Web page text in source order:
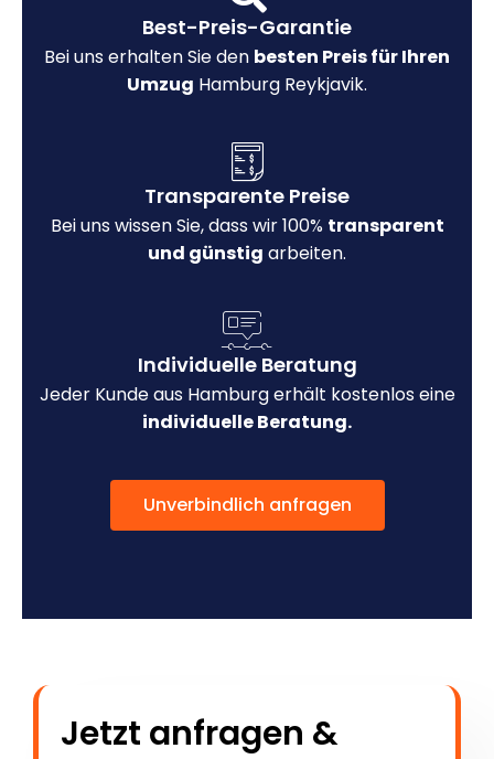
Best-Preis-Garantie
Bei uns erhalten Sie den besten Preis für Ihren
Umzug Hamburg Reykjavik.
Transparente Preise
Bei uns wissen Sie, dass wir 100% transparent
und günstig arbeiten.
Individuelle Beratung
Jeder Kunde aus Hamburg erhält kostenlos eine
individuelle Beratung.
Unverbindlich anfragen
Jetzt anfragen &